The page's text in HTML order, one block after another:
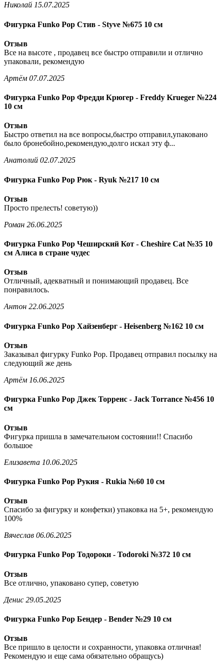
Николай 15.07.2025
Фигурка Funko Pop Стив - Styve №675 10 см
Отзыв
Все на высоте , продавец все быстро отправили и отлично
упаковали, рекомендую
Артём 07.07.2025
Фигурка Funko Pop Фредди Крюгер - Freddy Krueger №224
10 см
Отзыв
Быстро ответил на все вопросы,быстро отправил,упаковано
было бронебойно,рекомендую,долго искал эту ф...
Анатолий 02.07.2025
Фигурка Funko Pop Рюк - Ryuk №217 10 см
Отзыв
Просто прелесть! советую))
Роман 26.06.2025
Фигурка Funko Pop Чеширский Кот - Cheshire Cat №35 10
см Алиса в стране чудес
Отзыв
Отличный, адекватный и понимающий продавец. Все
понравилось.
Антон 22.06.2025
Фигурка Funko Pop Хайзенберг - Heisenberg №162 10 см
Отзыв
Заказывал фигурку Funko Pop. Продавец отправил посылку на
следующий же день
Артём 16.06.2025
Фигурка Funko Pop Джек Торренс - Jack Torrance №456 10
см
Отзыв
Фигурка пришла в замечательном состоянии!! Спасибо
большое
Елизавета 10.06.2025
Фигурка Funko Pop Рукия - Rukia №60 10 см
Отзыв
Спасибо за фигурку и конфетки) упаковка на 5+, рекомендую
100%
Вячеслав 06.06.2025
Фигурка Funko Pop Тодороки - Todoroki №372 10 см
Отзыв
Все отлично, упаковано супер, советую
Денис 29.05.2025
Фигурка Funko Pop Бендер - Bender №29 10 см
Отзыв
Все пришло в целости и сохранности, упаковка отличная!
Рекомендую и еще сама обязательно обращусь)